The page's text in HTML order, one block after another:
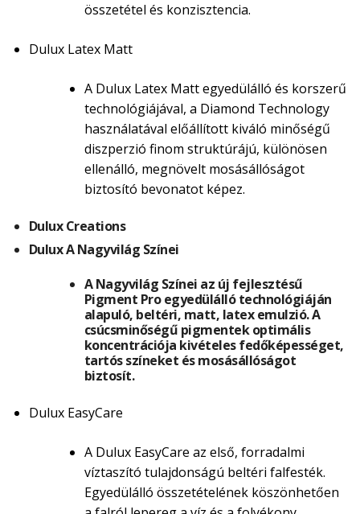
összetétel és konzisztencia.
Dulux Latex Matt
A Dulux Latex Matt egyedülálló és korszerű
technológiájával, a Diamond Technology
használatával előállított kiváló minőségű
diszperzió finom struktúrájú, különösen
ellenálló, megnövelt mosásállóságot
biztosító bevonatot képez.
Dulux Creations
Dulux A Nagyvilág Színei
A Nagyvilág Színei az új fejlesztésű
Pigment Pro egyedülálló technológiáján
alapuló, beltéri, matt, latex emulzió. A
csúcsminőségű pigmentek optimális
koncentrációja kivételes fedőképességet,
tartós színeket és mosásállóságot
biztosít.
Dulux EasyCare
A Dulux EasyCare az első, forradalmi
víztaszító tulajdonságú beltéri falfesték.
Egyedülálló összetételének köszönhetően